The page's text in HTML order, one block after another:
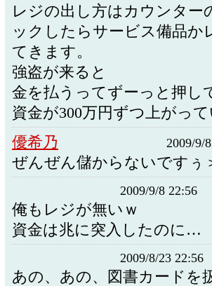
レジの出し方はカウンター
ックしたらサービス備品か
てきます。
強盗が来ると
金を払うってずーっと押し
資金が300万円ずつ上がって
優希乃
2009/9/
ぜんぜん儲からないですぅ
2009/9/8 22:56
俺もレジが無いｗ
資金は兆に突入したのに…
2009/8/23 22:56
あの、あの、図書カードを